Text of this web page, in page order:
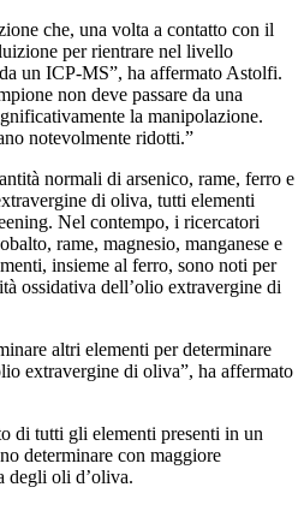
che, una volta a contatto con il
per rientrare nel livello
un ICP-MS”, ha affermato Astolfi.
non deve passare da una
la manipolazione.
notevolmente ridotti.”
normali di arsenico, rame, ferro e
di oliva, tutti elementi
Nel contempo, i ricercatori
rame, magnesio, manganese e
insieme al ferro, sono noti per
ossidativa dell’olio extravergine di
altri elementi per determinare
extravergine di oliva”, ha affermato
di tutti gli elementi presenti in un
determinare con maggiore
degli oli d’oliva.